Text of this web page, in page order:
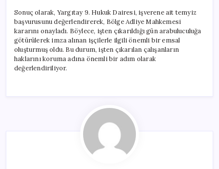
Sonuç olarak, Yargıtay 9. Hukuk Dairesi, işverene ait temyiz
başvurusunu değerlendirerek, Bölge Adliye Mahkemesi
kararını onayladı. Böylece, işten çıkarıldığı gün arabuluculuğa
götürülerek imza alınan işçilerle ilgili önemli bir emsal
oluşturmuş oldu. Bu durum, işten çıkarılan çalışanların
haklarını koruma adına önemli bir adım olarak
değerlendiriliyor.